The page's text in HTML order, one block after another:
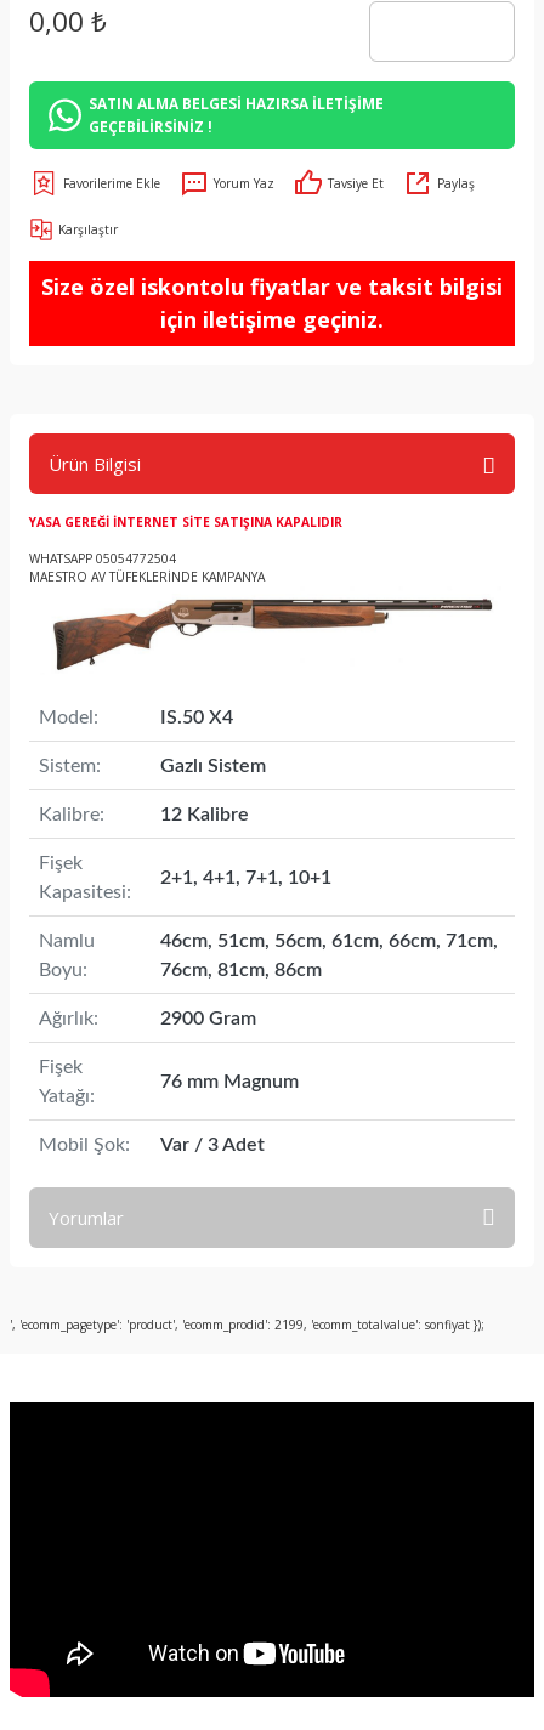
0,00 ₺
SATIN ALMA BELGESİ HAZIRSA İLETİŞİME
GEÇEBİLİRSİNİZ !
Yorum Yaz Tavsiye Et Paylaş
Karşılaştır
Size özel iskontolu fiyatlar ve taksit bilgisi
için iletişime geçiniz.
Ürün Bilgisi
YASA GEREĞİ İNTERNET SİTE SATIŞINA KAPALIDIR
WHATSAPP 05054772504
MAESTRO AV TÜFEKLERİNDE KAMPANYA
Model: IS.50 X4
Sistem: Gazlı Sistem
Kalibre: 12 Kalibre
Fişek
Kapasitesi:
2+1, 4+1, 7+1, 10+1
Namlu
Boyu:
46cm, 51cm, 56cm, 61cm, 66cm, 71cm,
76cm, 81cm, 86cm
Ağırlık: 2900 Gram
Fişek
Yatağı:
76 mm Magnum
Mobil Şok: Var / 3 Adet
Yorumlar
Bu ürüne ilk yorumu siz yapın!
', 'ecomm_pagetype': 'product', 'ecomm_prodid': 2199, 'ecomm_totalvalue': sonfiyat });